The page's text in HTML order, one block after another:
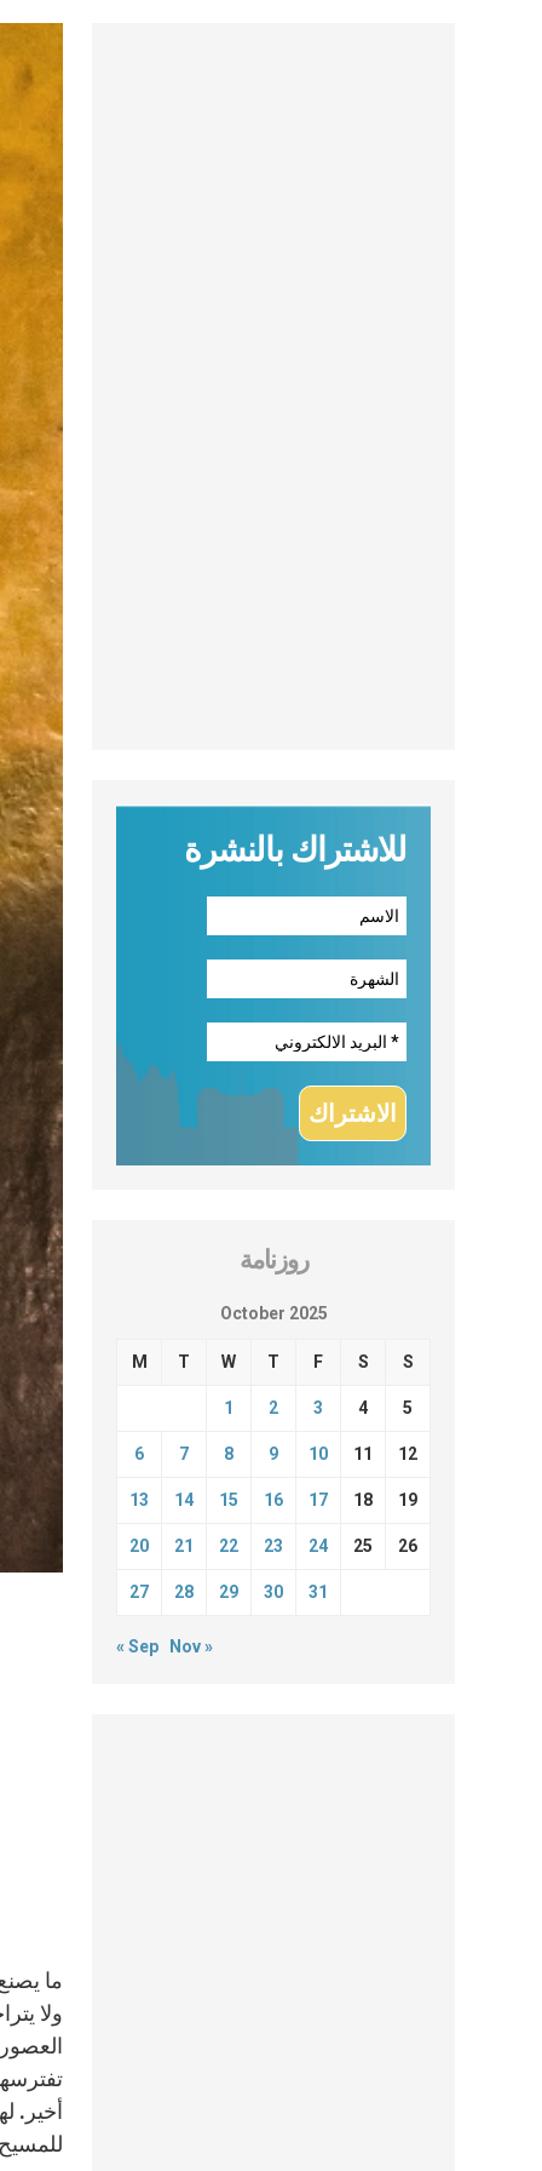
ما
ولا
أخير.
للاشتراك بالنشرة
روزنامة
October 2025
M T W T F S S
1 2 3 4 5
6 7 8 9 10 11 12
13 14 15 16 17 18 19
20 21 22 23 24 25 26
27 28 29 30 31
« Sep Nov »